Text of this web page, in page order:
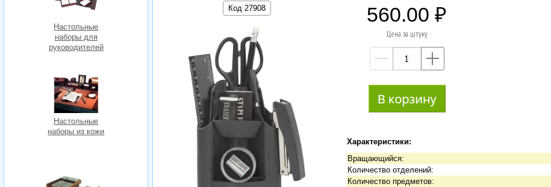
Настольные
наборы для
руководителей
Настольные
наборы из кожи
Код 27908 560.00
Цена за штуку
—
Характеристики:
Вращающийся:
Количество отделений:
Количество предметов: